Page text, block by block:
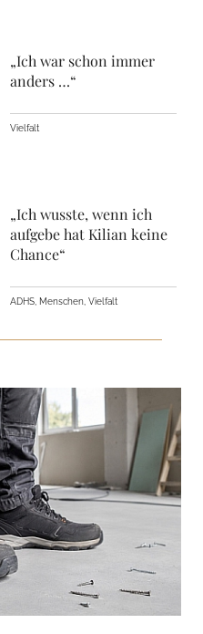
„Ich war schon immer
anders …“
Vielfalt
„Ich wusste, wenn ich
aufgebe hat Kilian keine
Chance“
ADHS, Menschen, Vielfalt